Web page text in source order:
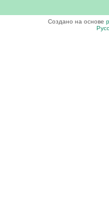
Создано на основе